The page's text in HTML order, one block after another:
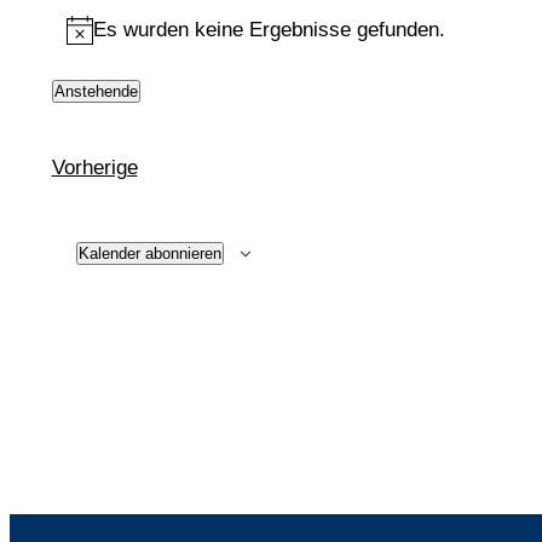
Hinweis
Es wurden keine Ergebnisse gefunden.
Anstehende
VorherigeVeranstaltungen
Kalender abonnieren